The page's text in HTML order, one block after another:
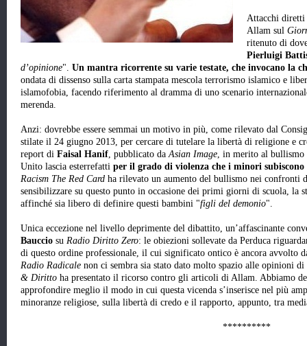
Attacchi
Allam sul
ritenuto di
Pierluigi
d’opinione". Un mantra ricorrente su varie testate, che invocano la
ondata di dissenso sulla carta stampata mescola terrorismo islamico e
islamofobia, facendo riferimento al dramma di uno scenario
merenda.
Anzi: dovrebbe essere semmai un motivo in più, come rilevato dal
stilate il 24 giugno 2013, per cercare di tutelare la libertà di religione e
report di Faisal Hanif, pubblicato daAsian Image, in merito al bullismo
Unito lascia esterrefatti per il grado di violenza che i minori
Racism The Red Card ha rilevato un aumento del bullismo nei confronti
sensibilizzare su questo punto in occasione dei primi giorni di scuola, la
affinché sia libero di definire questi bambini "figli del demonio".
Unica eccezione nel livello deprimente del dibattito, un’affascinante
Bauccio su Radio Diritto Zero: le obiezioni sollevate da Perduca
di questo ordine professionale, il cui significato ontico è ancora avvolto
Radio Radicale non ci sembra sia stato dato molto spazio alle opinioni
& Diritto ha presentato il ricorso contro gli articoli di Allam. Abbiamo
approfondire meglio il modo in cui questa vicenda s’inserisce nel più
minoranze religiose, sulla libertà di credo e il rapporto, appunto, tra
**********